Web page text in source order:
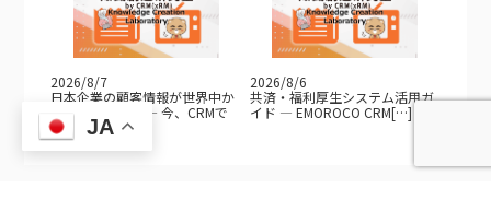
2026/8/7
日本企業の顧客情報が世界中か
ら狙われている — 今、CRMで
[…]
2026/8/6
共済・福利厚生システム活用ガ
イド — EMOROCO CRM[…]
JA